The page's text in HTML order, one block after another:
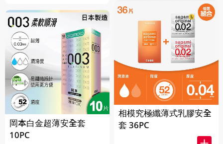
岡本白金超薄安全套
10PC
相模究極纖薄式乳膠安全
套 36PC